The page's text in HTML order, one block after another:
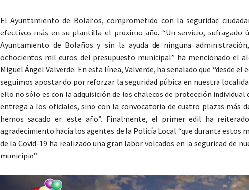
El Ayuntamiento de Bolaños, comprometido con la seguridad
efectivos más en su plantilla el próximo año. “Un servicio, sufragado
Ayuntamiento de Bolaños y sin la ayuda de ninguna
ochocientos mil euros del presupuesto municipal” ha mencionado el
Miguel Ángel Valverde. En esta línea, Valverde, ha señalado que “desde el
seguimos apostando por reforzar la seguridad púbica en nuestra
ello no sólo es con la adquisición de los chalecos de protección individual
entrega a los oficiales, sino con la convocatoria de cuatro plazas más
hemos sacado en este año”. Finalmente, el primer edil ha
agradecimiento hacía los agentes de la Policía Local “que durante estos
de la Covid-19 ha realizado una gran labor volcados en la seguridad de
municipio”.